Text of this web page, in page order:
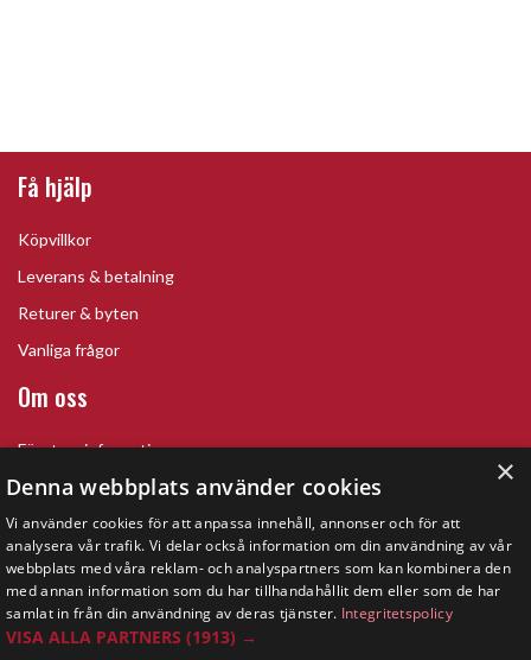
Få hjälp
Köpvillkor
Leverans & betalning
Returer & byten
Vanliga frågor
Om oss
Företagsinformation
×
Denna webbplats använder cookies
Vi använder cookies för att anpassa innehåll, annonser och för att
analysera vår trafik. Vi delar också information om din användning av vår
webbplats med våra reklam- och analyspartners som kan kombinera den
med annan information som du har tillhandahållit dem eller som de har
samlat in från din användning av deras tjänster. Integritetspolicy
VISA ALLA PARTNERS (1913) →